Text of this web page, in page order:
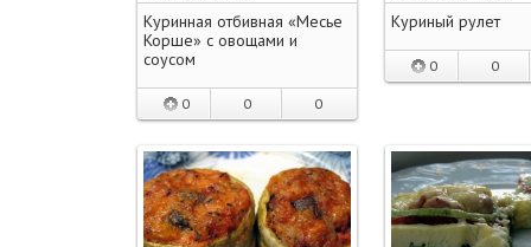
Куринная отбивная «Месье
Корше» с овощами и
соусом
0 0 0
Куриный рулет
0 0